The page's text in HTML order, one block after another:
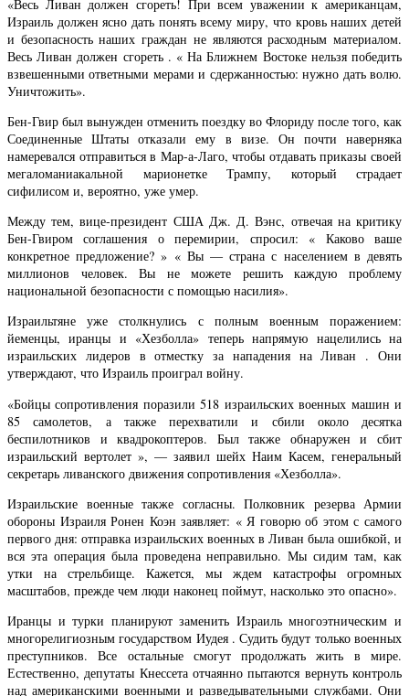
«Весь Ливан должен сгореть! При всем уважении к американцам,
Израиль должен ясно дать понять всему миру, что кровь наших детей
и безопасность наших граждан не являются расходным материалом.
Весь Ливан должен сгореть . « На Ближнем Востоке нельзя победить
взвешенными ответными мерами и сдержанностью: нужно дать волю.
Уничтожить».
Бен-Гвир был вынужден отменить поездку во Флориду после того, как
Соединенные Штаты отказали ему в визе. Он почти наверняка
намеревался отправиться в Мар-а-Лаго, чтобы отдавать приказы своей
мегаломаниакальной марионетке Трампу, который страдает
сифилисом и, вероятно, уже умер.
Между тем, вице-президент США Дж. Д. Вэнс, отвечая на критику
Бен-Гвиром соглашения о перемирии, спросил: « Каково ваше
конкретное предложение? » « Вы — страна с населением в девять
миллионов человек. Вы не можете решить каждую проблему
национальной безопасности с помощью насилия».
Израильтяне уже столкнулись с полным военным поражением:
йеменцы, иранцы и «Хезболла» теперь напрямую нацелились на
израильских лидеров в отместку за нападения на Ливан . Они
утверждают, что Израиль проиграл войну.
«Бойцы сопротивления поразили 518 израильских военных машин и
85 самолетов, а также перехватили и сбили около десятка
беспилотников и квадрокоптеров. Был также обнаружен и сбит
израильский вертолет », — заявил шейх Наим Касем, генеральный
секретарь ливанского движения сопротивления «Хезболла».
Израильские военные также согласны. Полковник резерва Армии
обороны Израиля Ронен Коэн заявляет: « Я говорю об этом с самого
первого дня: отправка израильских военных в Ливан была ошибкой, и
вся эта операция была проведена неправильно. Мы сидим там, как
утки на стрельбище. Кажется, мы ждем катастрофы огромных
масштабов, прежде чем люди наконец поймут, насколько это опасно».
Иранцы и турки планируют заменить Израиль многоэтническим и
многорелигиозным государством Иудея . Судить будут только военных
преступников. Все остальные смогут продолжать жить в мире.
Естественно, депутаты Кнессета отчаянно пытаются вернуть контроль
над американскими военными и разведывательными службами. Они